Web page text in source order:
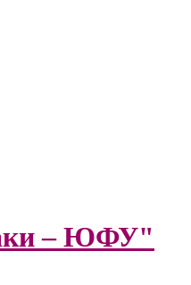
– ЮФУ"